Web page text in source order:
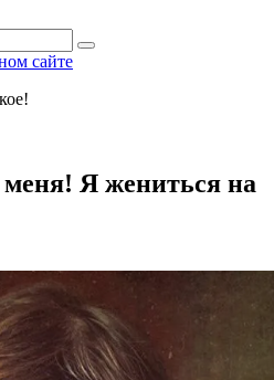
сайте
Я жениться на